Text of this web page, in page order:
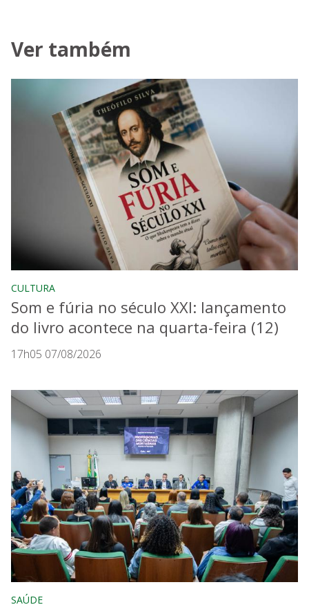
Ver também
CULTURA
Som e fúria no século XXI: lançamento
do livro acontece na quarta-feira (12)
17h05 07/08/2026
SAÚDE